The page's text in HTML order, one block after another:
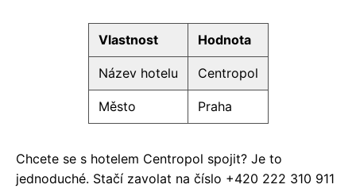
Vlastnost Hodnota
Název hotelu Centropol
Město Praha
Chcete se s hotelem Centropol spojit? Je to
jednoduché. Stačí zavolat na číslo +420 222 310 911